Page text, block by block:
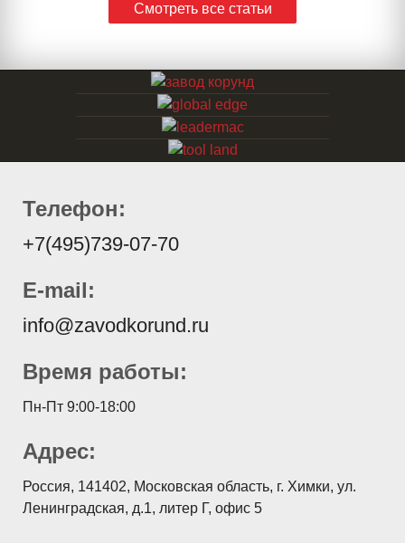
Смотреть все статьи
Телефон:
+7(495)739-07-70
E-mail:
info@zavodkorund.ru
Время работы:
Пн-Пт 9:00-18:00
Адрес:
Россия, 141402, Московская область, г. Химки, ул.
Ленинградская, д.1, литер Г, офис 5